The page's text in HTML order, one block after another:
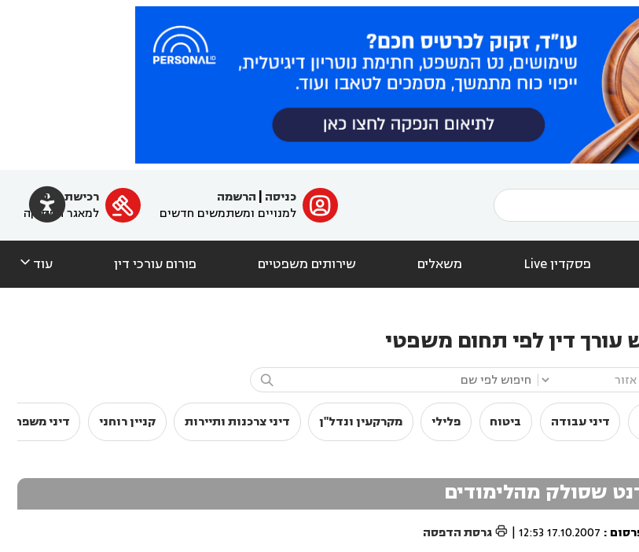
 ﱐ כניסה
הרשמה
למנויים ומשתמשים חדשים

רכישת מנוי
למאגר הפסיקה
פסקדין Live משאלים שירותים משפטיים פורום עורכי דין עוד 
עורך דין לפי תחום משפטי

דיני עבודה ביטוח פלילי מקרקעין ונדל"ן דיני צרכנות ותיירות קניין רוחני דיני משפחה
שסולק מהלימודים
:
17.10.2007 12:53
|
 גרסת הדפסה